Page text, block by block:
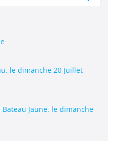
le dimanche 20 Juillet
Jaune, le dimanche